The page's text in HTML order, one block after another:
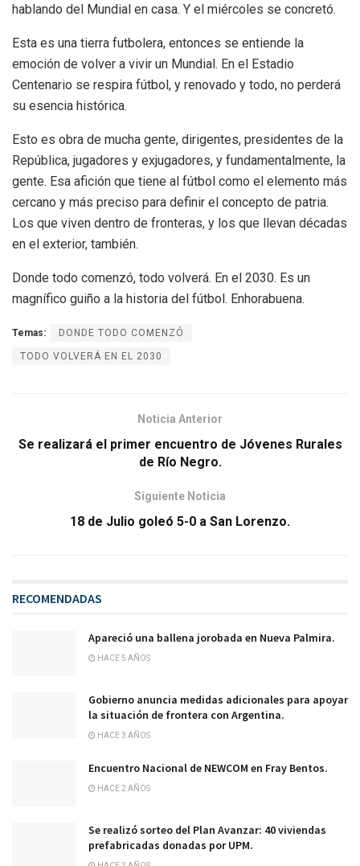
hablando del Mundial en casa. Y el miércoles se concretó.
Esta es una tierra futbolera, entonces se entiende la
emoción de volver a vivir un Mundial. En el Estadio
Centenario se respira fútbol, y renovado y todo, no perderá
su esencia histórica.
Esto es obra de mucha gente, dirigentes, presidentes de la
República, jugadores y exjugadores, y fundamentalmente, la
gente. Esa afición que tiene al fútbol como el elemento más
cercano y más preciso para definir el concepto de patria.
Los que viven dentro de fronteras, y los que llevan décadas
en el exterior, también.
Donde todo comenzó, todo volverá. En el 2030. Es un
magnífico guiño a la historia del fútbol. Enhorabuena.
Temas: DONDE TODO COMENZÓ
TODO VOLVERÁ EN EL 2030
Noticia Anterior
Se realizará el primer encuentro de Jóvenes Rurales
de Río Negro.
Siguiente Noticia
18 de Julio goleó 5-0 a San Lorenzo.
RECOMENDADAS
Apareció una ballena jorobada en Nueva Palmira.
HACE 5 AÑOS
Gobierno anuncia medidas adicionales para apoyar
la situación de frontera con Argentina.
HACE 3 AÑOS
Encuentro Nacional de NEWCOM en Fray Bentos.
HACE 2 AÑOS
Se realizó sorteo del Plan Avanzar: 40 viviendas
prefabricadas donadas por UPM.